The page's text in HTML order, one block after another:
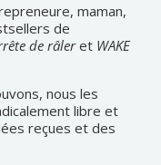
maman,
de
de râleret WAKE
nous les
libre et
reçues et des